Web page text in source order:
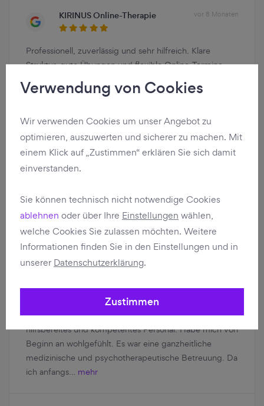
KIRINUS Online-Therapie vor 8 Monaten
Professionell, zuverlässig und sehr hilfreich. Klare
Struktur, gute Übungen und flexible Online-Termine
ohne lange Wartezeit. Absolut empfehlenswert.
KIRINUS Tagesklinik Schwabing vor 8 Monaten
Mir hat es in der Klinik sehr gut gefallen und konnte
sehr viel lernen. Tolle Atmosphäre und freundliche
KIRINUS Online-Therapie
„Eine Wohlfühloase” Ausgesprochen freundliches,
hilfsbereites und kompetentes Personal. Habe mich von
Beginn an wohlgefühlt. Es war eine ganzheitliche
medizinische und psychotherapeutische Betreuung. Da
ich anfangs… mehr
Verwendung von Cookies
Wir verwenden Cookies um unser Angebot zu
optimieren, auszuwerten und sicherer zu machen. Mit
einem Klick auf „Zustimmen“ erklären Sie sich damit
einverstanden.
Sie können technisch nicht notwendige Cookies
ablehnen oder über Ihre Einstellungen wählen,
welche Cookies Sie zulassen möchten. Weitere
Informationen finden Sie in den Einstellungen und in
unserer Datenschutzerklärung.
Zustimmen